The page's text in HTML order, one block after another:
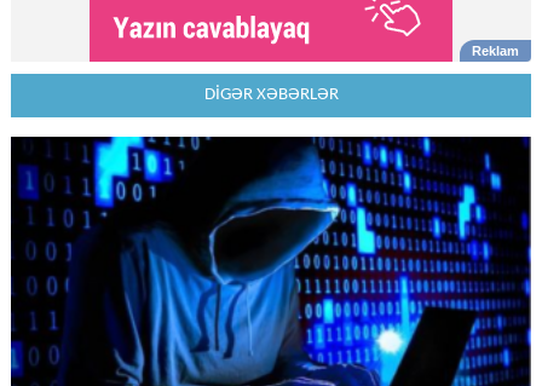
DİGƏR XƏBƏRLƏR